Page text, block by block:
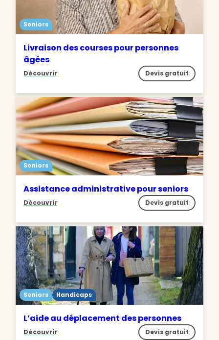
Seniors
Livraison des courses pour personnes
âgées
Découvrir Devis gratuit
Seniors
Assistance administrative pour seniors
Découvrir Devis gratuit
Seniors Handicaps
L’aide au déplacement des personnes
Découvrir Devis gratuit